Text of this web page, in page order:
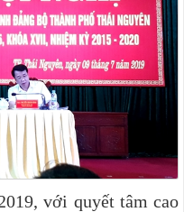
với quyết tâm cao